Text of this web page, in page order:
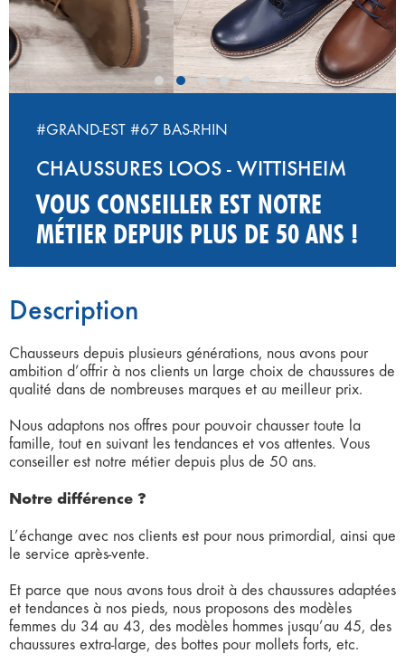
#GRAND-EST #67 BAS-RHIN
CHAUSSURES LOOS - WITTISHEIM
VOUS CONSEILLER EST NOTRE
MÉTIER DEPUIS PLUS DE 50 ANS !
Description
Chausseurs depuis plusieurs générations, nous avons pour
ambition d’offrir à nos clients un large choix de chaussures de
qualité dans de nombreuses marques et au meilleur prix.
Nous adaptons nos offres pour pouvoir chausser toute la
famille, tout en suivant les tendances et vos attentes. Vous
conseiller est notre métier depuis plus de 50 ans.
Notre différence ?
L’échange avec nos clients est pour nous primordial, ainsi que
le service après-vente.
Et parce que nous avons tous droit à des chaussures adaptées
et tendances à nos pieds, nous proposons des modèles
femmes du 34 au 43, des modèles hommes jusqu’au 45, des
chaussures extra-large, des bottes pour mollets forts, etc.